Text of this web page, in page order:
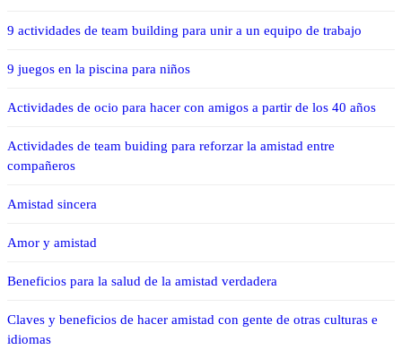
9 actividades de team building para unir a un equipo de trabajo
9 juegos en la piscina para niños
Actividades de ocio para hacer con amigos a partir de los 40 años
Actividades de team buiding para reforzar la amistad entre
compañeros
Amistad sincera
Amor y amistad
Beneficios para la salud de la amistad verdadera
Claves y beneficios de hacer amistad con gente de otras culturas e
idiomas